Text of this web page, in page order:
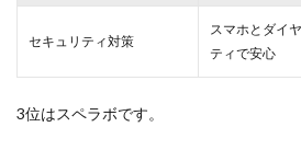
セキュリティ対策
スマホとダイ
ティで安心
3位はスペラボです。